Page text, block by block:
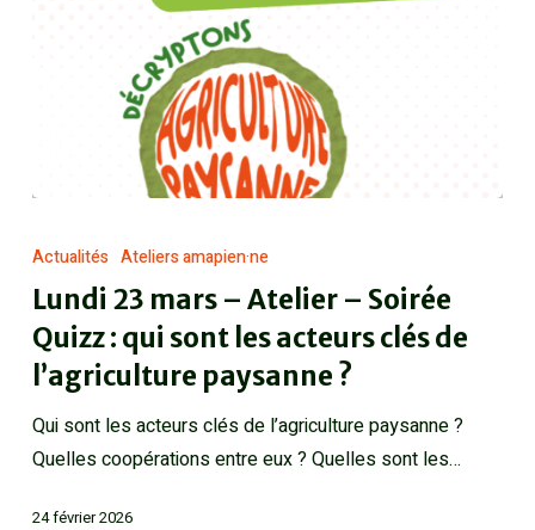
Actualités Ateliers amapien·ne
Lundi 23 mars – Atelier – Soirée
Quizz : qui sont les acteurs clés de
l’agriculture paysanne ?
Qui sont les acteurs clés de l’agriculture paysanne ?
Quelles coopérations entre eux ? Quelles sont les…
24 février 2026